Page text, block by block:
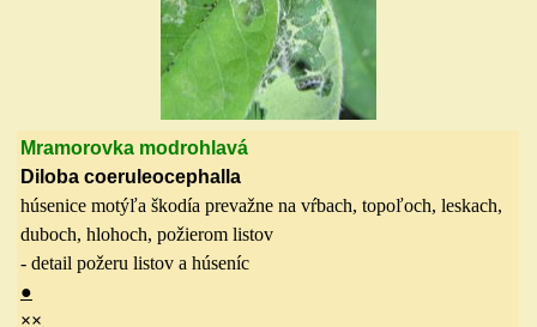
Mramorovka modrohlavá
Diloba coeruleocephalla
húsenice motýľa škodía prevažne na vŕbach, topoľoch, leskach,
duboch, hlohoch, požierom listov
- detail požeru listov a húseníc
●
××